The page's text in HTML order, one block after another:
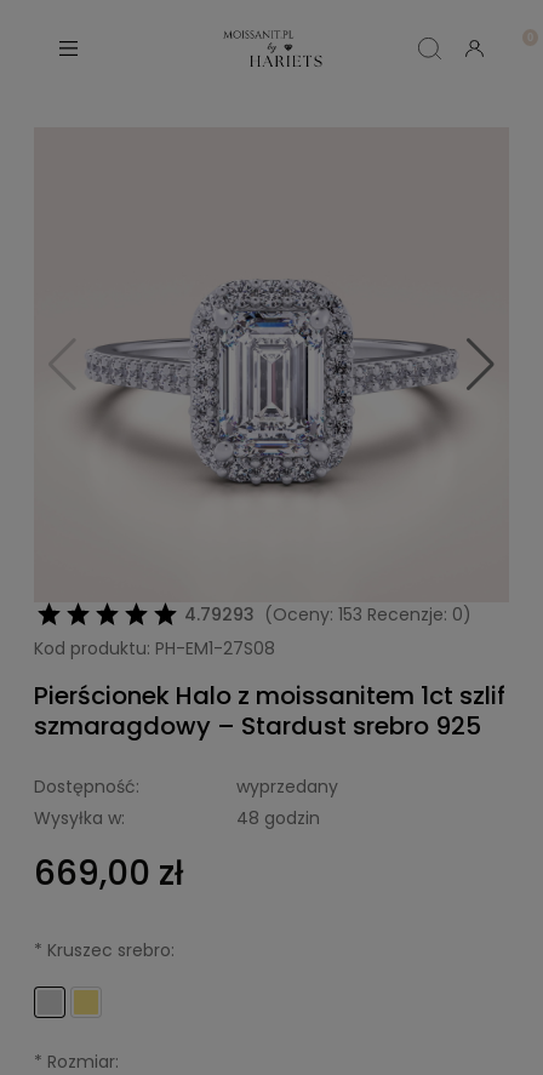
4.79293 (Oceny: 153 Recenzje: 0)
Kod produktu: PH-EM1-27S08
Pierścionek Halo z moissanitem 1ct szlif
szmaragdowy – Stardust srebro 925
Dostępność:
wyprzedany
Wysyłka w:
48 godzin
669,00 zł
* Kruszec srebro:
* Rozmiar: